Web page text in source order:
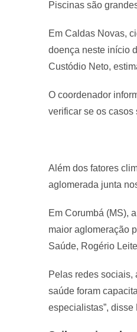
Piscinas são
Em Caldas Novas,
doença neste início
Custódio Neto,
O coordenador
verificar se os casos
Além dos fatores
aglomerada junta
Em Corumbá (MS),
maior aglomeração
Saúde, Rogério
Pelas redes sociais,
saúde foram
especialistas”,